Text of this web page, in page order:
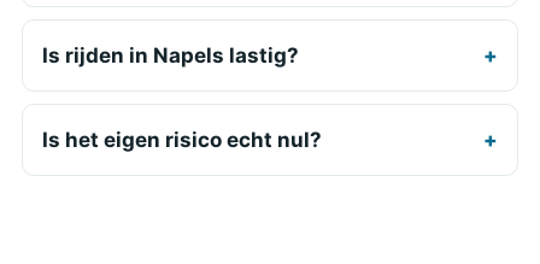
Is rijden in Napels lastig?
Is het eigen risico echt nul?